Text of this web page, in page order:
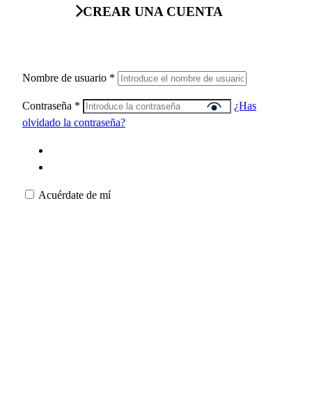
CREAR UNA CUENTA
Nombre de usuario *
Contraseña *
¿Has
olvidado la contraseña?
Acuérdate de mí